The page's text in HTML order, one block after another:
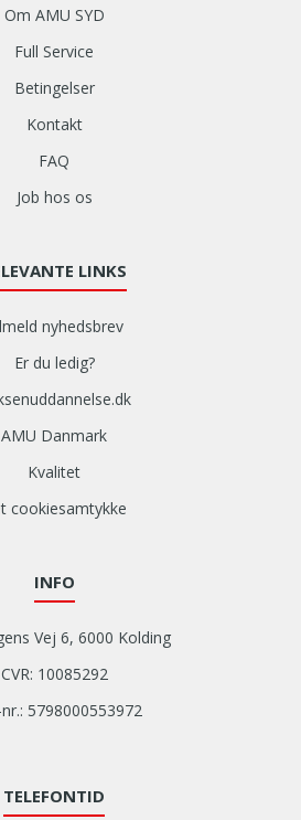
Om AMU SYD
Full Service
Betingelser
Kontakt
FAQ
Job hos os
LINKS
nyhedsbrev
Er du ledig?
AMU Danmark
Kvalitet
cookiesamtykke
INFO
Vej 6, 6000 Kolding
CVR: 10085292
5798000553972
TELEFONTID